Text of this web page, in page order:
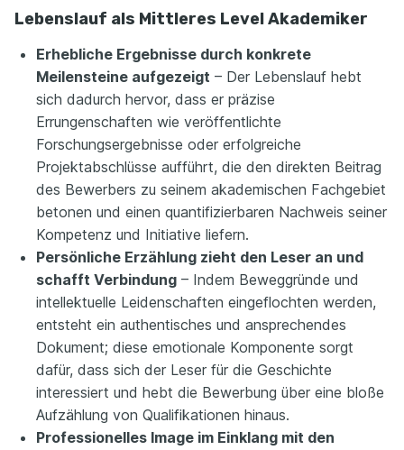
Lebenslauf als Mittleres Level Akademiker
Erhebliche Ergebnisse durch konkrete
Meilensteine aufgezeigt – Der Lebenslauf hebt
sich dadurch hervor, dass er präzise
Errungenschaften wie veröffentlichte
Forschungsergebnisse oder erfolgreiche
Projektabschlüsse aufführt, die den direkten Beitrag
des Bewerbers zu seinem akademischen Fachgebiet
betonen und einen quantifizierbaren Nachweis seiner
Kompetenz und Initiative liefern.
Persönliche Erzählung zieht den Leser an und
schafft Verbindung – Indem Beweggründe und
intellektuelle Leidenschaften eingeflochten werden,
entsteht ein authentisches und ansprechendes
Dokument; diese emotionale Komponente sorgt
dafür, dass sich der Leser für die Geschichte
interessiert und hebt die Bewerbung über eine bloße
Aufzählung von Qualifikationen hinaus.
Professionelles Image im Einklang mit den